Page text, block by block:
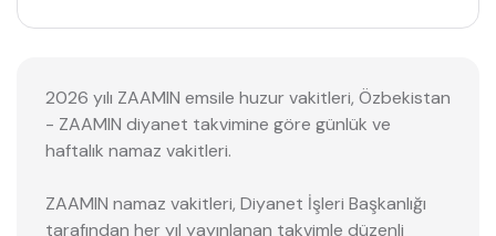
2026 yılı ZAAMIN emsile huzur vakitleri, Özbekistan
- ZAAMIN diyanet takvimine göre günlük ve
haftalık namaz vakitleri.
ZAAMIN namaz vakitleri, Diyanet İşleri Başkanlığı
tarafından her yıl yayınlanan takvimle düzenli